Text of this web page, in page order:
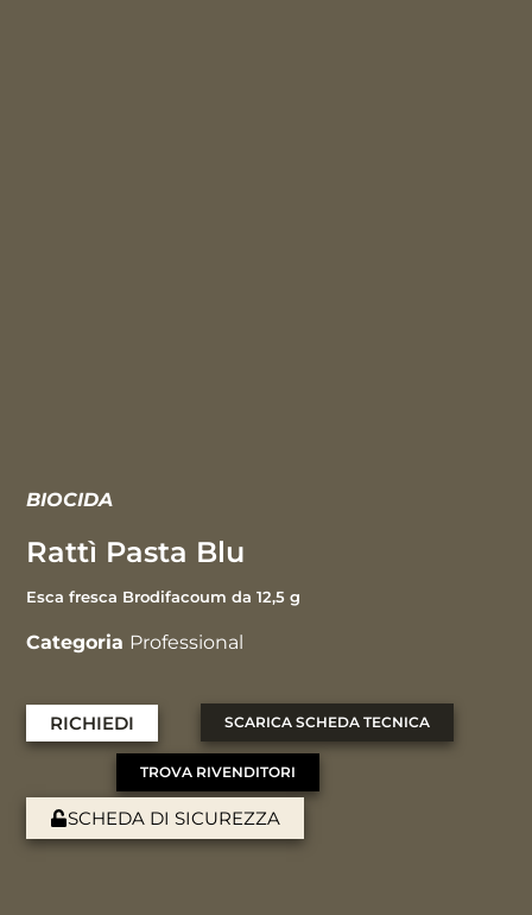
BIOCIDA
Rattì Pasta Blu
Esca fresca Brodifacoum da 12,5 g
Categoria Professional
RICHIEDI SCARICA SCHEDA TECNICA
TROVA RIVENDITORI
SCHEDA DI SICUREZZA